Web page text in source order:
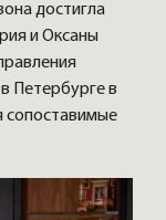
достигла
и Оксаны
Петербурге в
сопоставимые